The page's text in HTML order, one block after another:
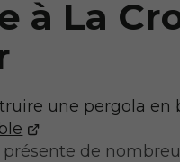
à La
une pergola en
présente de